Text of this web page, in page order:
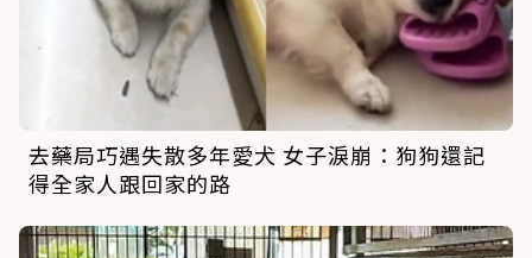
去藥局巧遇失散多年愛犬 女子淚崩：狗狗還記
得全家人跟回家的路